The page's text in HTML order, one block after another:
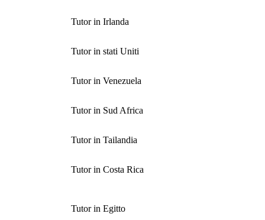
Tutor in Irlanda
Tutor in stati Uniti
Tutor in Venezuela
Tutor in Sud Africa
Tutor in Tailandia
Tutor in Costa Rica
Tutor in Egitto